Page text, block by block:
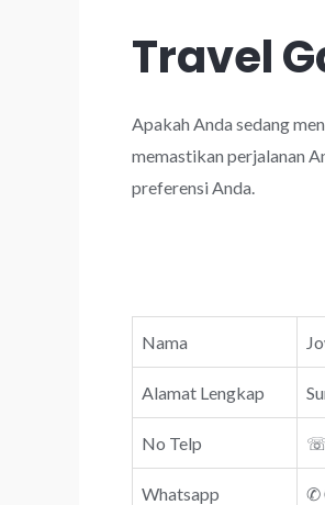
Travel
Apakah Anda sedang
memastikan perjalanan
preferensi Anda.
Nama
Alamat Lengkap
No Telp
Whatsapp ✆